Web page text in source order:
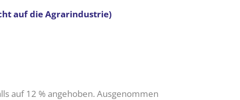
auf die Agrarindustrie)
auf 12 % angehoben. Ausgenommen